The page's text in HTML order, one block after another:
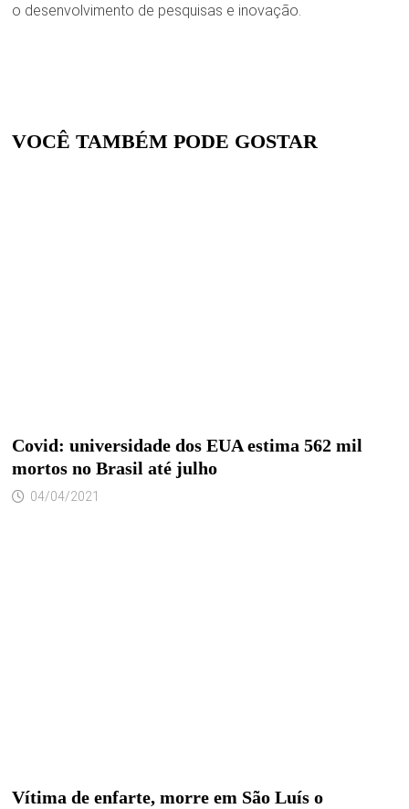
o desenvolvimento de pesquisas e inovação.
VOCÊ TAMBÉM PODE GOSTAR
Covid: universidade dos EUA estima 562 mil
mortos no Brasil até julho
04/04/2021
Vítima de enfarte, morre em São Luís o